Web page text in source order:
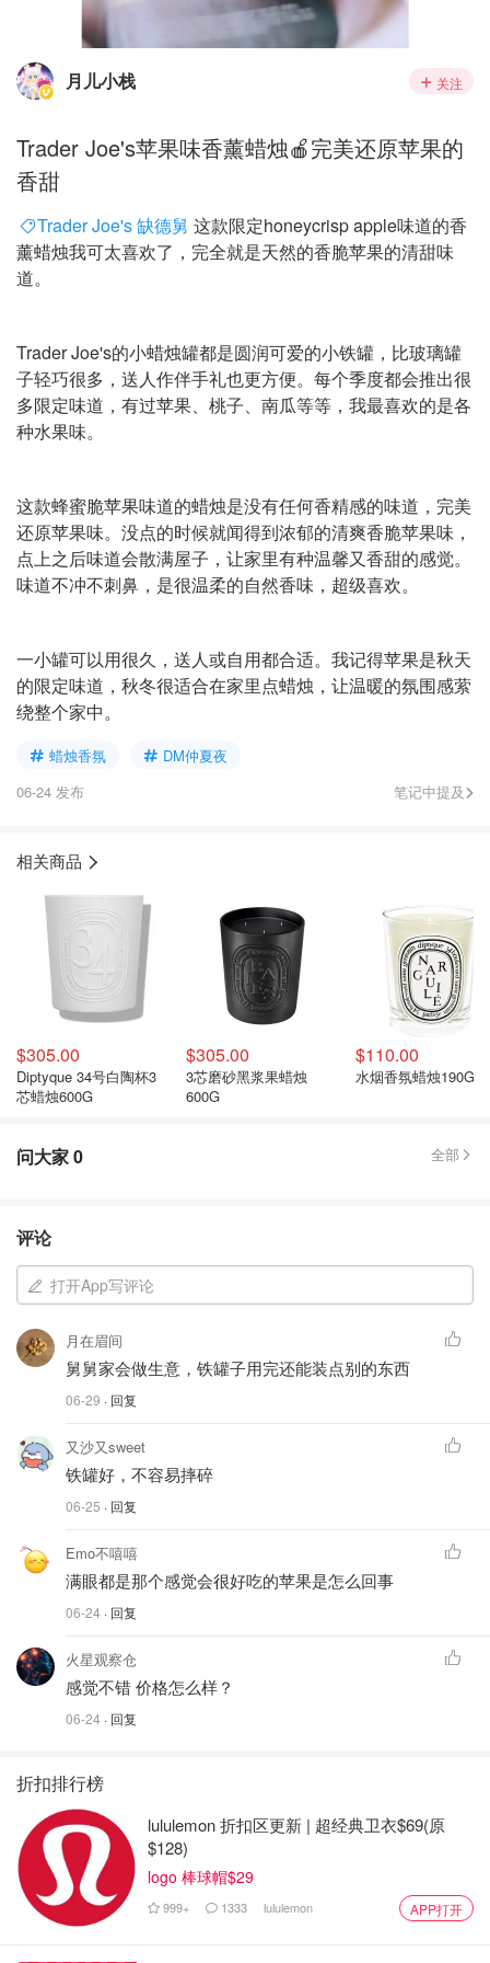
月儿小栈 关注
Trader Joe's苹果味香薰蜡烛🍎完美还原苹果的
香甜
Trader Joe's 缺德舅 这款限定honeycrisp apple味道的香
薰蜡烛我可太喜欢了，完全就是天然的香脆苹果的清甜味
道。
Trader Joe's的小蜡烛罐都是圆润可爱的小铁罐，比玻璃罐
子轻巧很多，送人作伴手礼也更方便。每个季度都会推出很
多限定味道，有过苹果、桃子、南瓜等等，我最喜欢的是各
种水果味。
这款蜂蜜脆苹果味道的蜡烛是没有任何香精感的味道，完美
还原苹果味。没点的时候就闻得到浓郁的清爽香脆苹果味，
点上之后味道会散满屋子，让家里有种温馨又香甜的感觉。
味道不冲不刺鼻，是很温柔的自然香味，超级喜欢。
一小罐可以用很久，送人或自用都合适。我记得苹果是秋天
的限定味道，秋冬很适合在家里点蜡烛，让温暖的氛围感萦
绕整个家中。
蜡烛香氛
DM仲夏夜
06-24 发布
笔记中提及
相关商品
$305.00
Diptyque 34号白陶杯3
芯蜡烛600G
$305.00
3芯磨砂黑浆果蜡烛
600G
$110.00
水烟香氛蜡烛190G
问大家0 全部
评论
打开App写评论
月在眉间
舅舅家会做生意，铁罐子用完还能装点别的东西
06-29 · 回复
又沙又sweet
铁罐好，不容易摔碎
06-25 · 回复
Emo不嘻嘻
满眼都是那个感觉会很好吃的苹果是怎么回事
06-24 · 回复
火星观察仓
感觉不错 价格怎么样？
06-24 · 回复
折扣排行榜
lululemon 折扣区更新 | 超经典卫衣$69(原
$128)
logo 棒球帽$29
999+ 1333 lululemon APP打开